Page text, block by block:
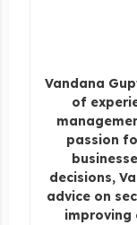
Vandana
of
passion
decisions,
advice on
improving